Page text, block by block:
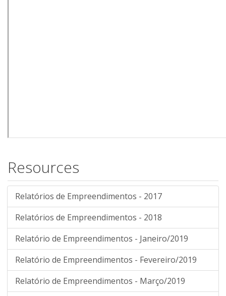
Resources
Relatórios de Empreendimentos - 2017
Relatórios de Empreendimentos - 2018
Relatório de Empreendimentos - Janeiro/2019
Relatório de Empreendimentos - Fevereiro/2019
Relatório de Empreendimentos - Março/2019